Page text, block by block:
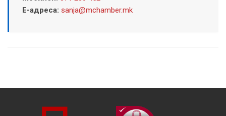
Е-адреса: sanja@mchamber.mk